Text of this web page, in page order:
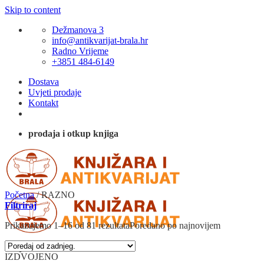
Skip to content
Dežmanova 3
info@antikvarijat-brala.hr
Radno Vrijeme
+3851 484-6149
Dostava
Uvjeti prodaje
Kontakt
prodaja i otkup knjiga
Početna /RAZNO
Filtriraj
Prikazujemo 1–16 od 81 rezultataPoredano po najnovijem
IZDVOJENO